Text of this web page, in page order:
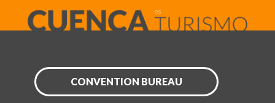
CONVENTION BUREAU